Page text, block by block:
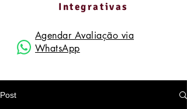
Integrativas
Agendar Avaliação via
WhatsApp
Post